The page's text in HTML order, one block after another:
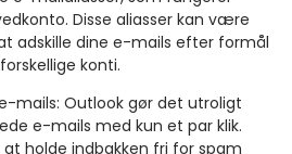
Disse aliasser kan være
adskille dine e-mails efter formål
konti.
mails: Outlook gør det utroligt
e-mails med kun et par klik.
holde indbakken fri for spam